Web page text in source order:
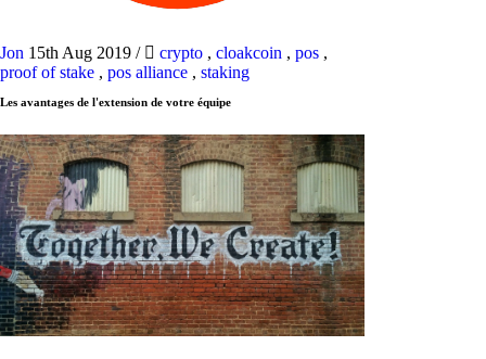
Jon 15th Aug 2019 / crypto , cloakcoin , pos ,
proof of stake , pos alliance , staking
Les avantages de l'extension de votre équipe